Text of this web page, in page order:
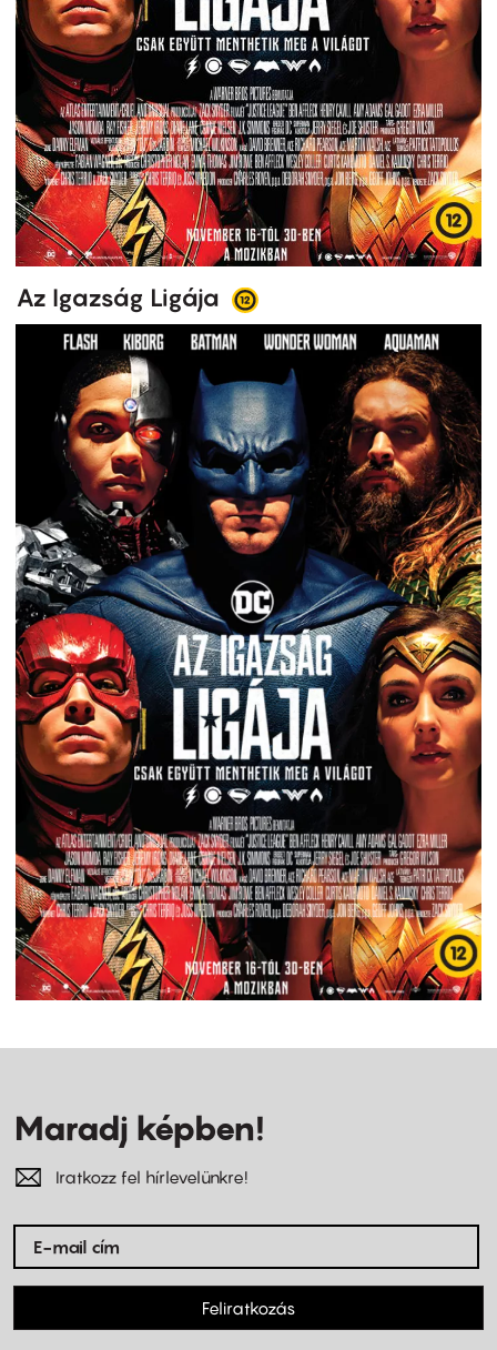
Az Igazság Ligája
Maradj képben!
Iratkozz fel hírlevelünkre!
Feliratkozás